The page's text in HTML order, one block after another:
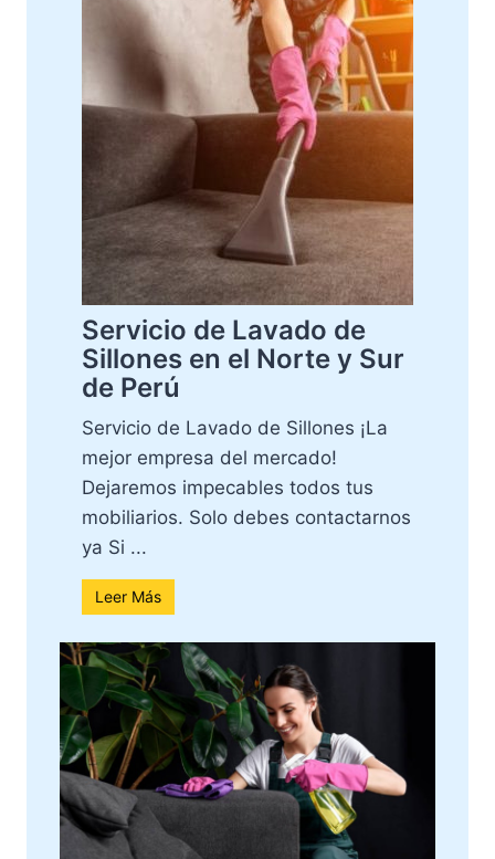
Servicio de Lavado de
Sillones en el Norte y Sur
de Perú
Servicio de Lavado de Sillones ¡La
mejor empresa del mercado!
Dejaremos impecables todos tus
mobiliarios. Solo debes contactarnos
ya Si ...
Leer Más